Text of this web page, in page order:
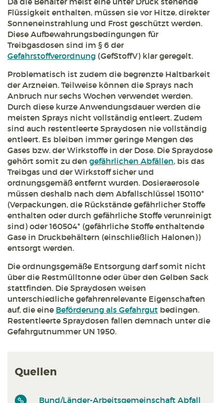
Flüssigkeit enthalten, müssen sie vor Hitze, direkter
Sonneneinstrahlung und Frost geschützt werden.
Diese Aufbewahrungsbedingungen für
Treibgasdosen sind im § 6 der
Gefahrstoffverordnung (GefStoffV) klar geregelt.
Problematisch ist zudem die begrenzte Haltbarkeit
der Arzneien. Teilweise können die Sprays nach
Anbruch nur sechs Wochen verwendet werden.
Durch diese kurze Anwendungsdauer werden die
meisten Sprays nicht vollständig entleert. Zudem
sind auch restentleerte Spraydosen nie vollständig
entleert. Es bleiben immer geringe Mengen des
Gases bzw. der Wirkstoffe in der Dose. Die Spraydose
gehört somit zu den gefährlichen Abfällen, bis das
Treibgas und der Wirkstoff sicher und
ordnungsgemäß entfernt wurden. Dosieraerosole
müssen deshalb nach dem Abfallschlüssel 150110*
(Verpackungen, die Rückstände gefährlicher Stoffe
enthalten oder durch gefährliche Stoffe verunreinigt
sind) oder 160504* (gefährliche Stoffe enthaltende
Gase in Druckbehältern (einschließlich Halonen))
entsorgt werden.
Die ordnungsgemäße Entsorgung darf somit nicht
über die Restmülltonne oder über den Gelben Sack
stattfinden. Die Spraydosen weisen
unterschiedliche gefahrenrelevante Eigenschaften
auf, die eine Beförderung als Gefahrgut bedingen.
Restentleerte Spraydosen fallen demnach unter die
Gefahrgutnummer UN 1950.
Quellen
Bund/Länder-Arbeitsgemeinschaft Abfall